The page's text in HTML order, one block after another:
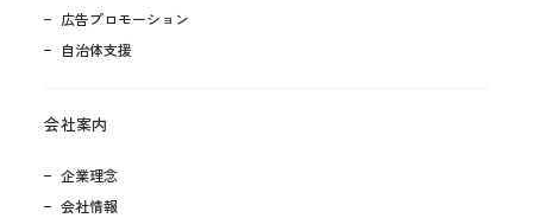
広告プロモーション
自治体支援
会社案内
企業理念
会社情報